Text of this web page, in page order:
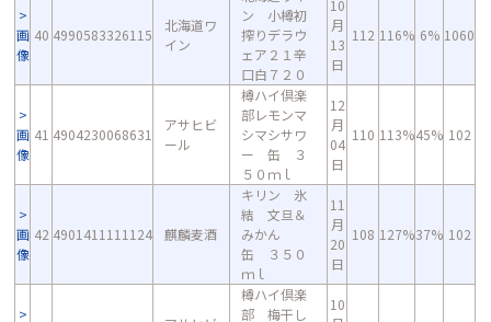
画
像
40 4990583326115
北海道ワ
イン
ン 小樽初
搾りデラウ
ェア２１辛
口白７２０
10
月
13
日
112 116% 6% 1060
画
像
41 4904230068631
アサヒビ
ール
樽ハイ倶楽
部レモンマ
シマシサワ
ー 缶 ３
５０ｍｌ
12
月
04
日
110 113%45% 102
画
像
42 4901411111124 麒麟麦酒
キリン 氷
結 文旦＆
みかん
缶 ３５０
ｍｌ
11
月
20
日
108 127%37% 102
樽ハイ倶楽
部 梅干し
10